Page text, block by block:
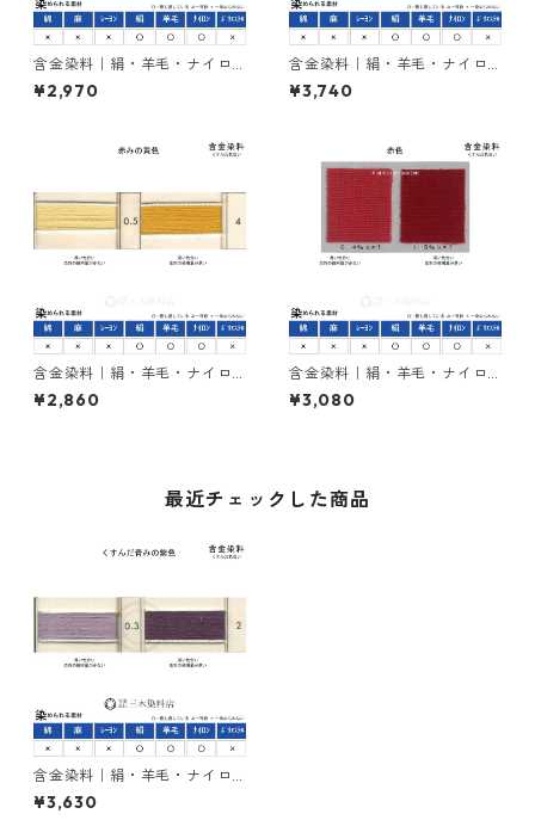
含金染料｜絹・羊毛・ナイロ
ンを染める｜100g｜ラニール
オレンヂＲ（橙色）
¥2,970
含金染料｜絹・羊毛・ナイロ
ンを染める｜100g｜カヤカラ
ンレットGLW（赤色）
¥3,740
含金染料｜絹・羊毛・ナイロ
ンを染める｜100g｜ラニール
エローRRN（赤みの黄色）
¥2,860
含金染料｜絹・羊毛・ナイロ
ンを染める｜100g｜アシッド
メタルレットG（赤色）
¥3,080
最近チェックした商品
含金染料｜絹・羊毛・ナイロ
ンを染める｜100g｜ラニール
バイオレットBDXN（くすんだ
¥3,630